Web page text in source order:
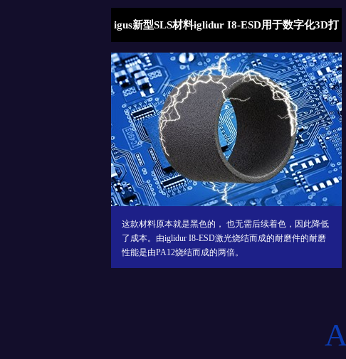
雷尼绍AM 400增材制造系统
它配备更大的SafeChange™滤芯、改进的光学控制软件
和经改良的气流和窗口保护系统，并提供激光束直径缩
小为70微米的全新400 W光学系统。